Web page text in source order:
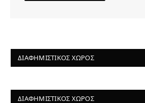
ΔΙΑΦΗΜΙΣΤΙΚΌΣ ΧΏΡΟΣ
ΔΙΑΦΗΜΙΣΤΙΚΌΣ ΧΏΡΟΣ